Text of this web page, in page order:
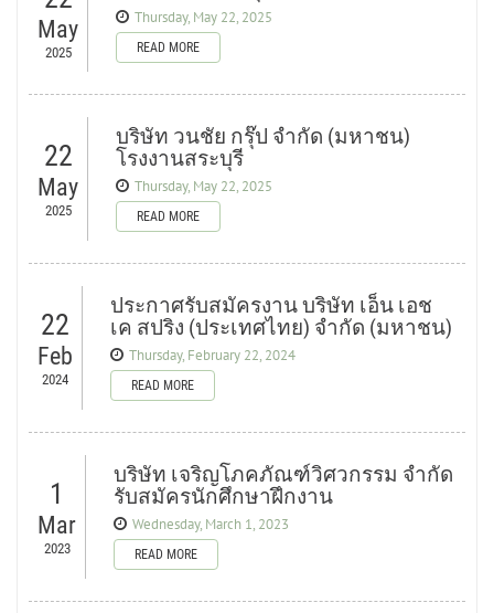
May
2025
Thursday, May 22, 2025
READ MORE
22
May
2025
บริษัท วนชัย กรุ๊ป จำกัด (มหาชน)
โรงงานสระบุรี
Thursday, May 22, 2025
READ MORE
22
Feb
2024
ประกาศรับสมัครงาน บริษัท เอ็น เอช
เค สปริง (ประเทศไทย) จำกัด (มหาชน)
Thursday, February 22, 2024
READ MORE
1
Mar
2023
บริษัท เจริญโภคภัณฑ์วิศวกรรม จำกัด
รับสมัครนักศึกษาฝึกงาน
Wednesday, March 1, 2023
READ MORE